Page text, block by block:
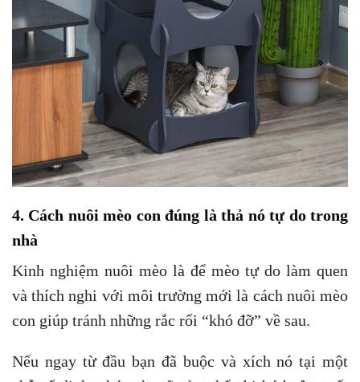
4. Cách nuôi mèo con đúng là thả nó tự do trong
nhà
Kinh nghiệm nuôi mèo là để mèo tự do làm quen
và thích nghi với môi trường mới là cách nuôi mèo
con giúp tránh những rắc rối “khó đỡ” về sau.
Nếu ngay từ đầu bạn đã buộc và xích nó tại một